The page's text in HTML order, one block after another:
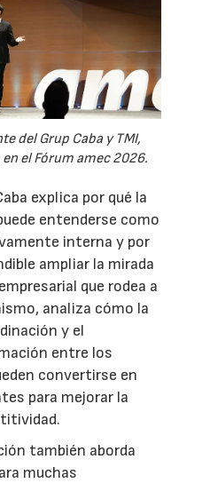
del Grup Caba y TMI,
el Fórum amec 2026.
explica por qué la
entenderse como
interna y por
ampliar la mirada
que rodea a
analiza cómo la
y el
entre los
convertirse en
para mejorar la
también aborda
muchas